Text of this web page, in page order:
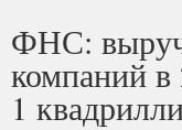
ФНС:
компаний в
1